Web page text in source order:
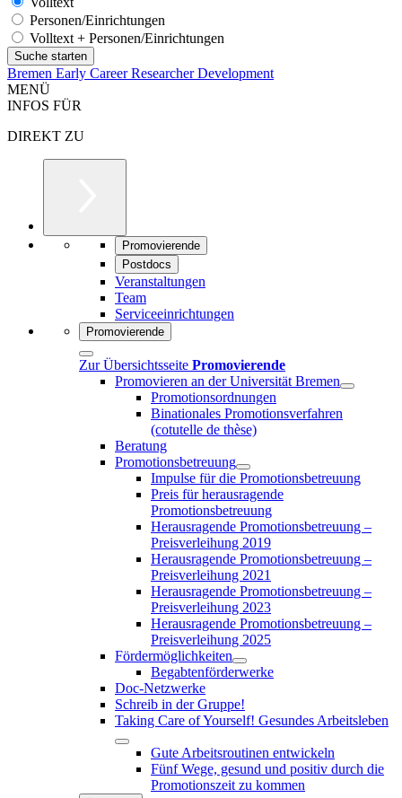
Personen/Einrichtungen
Volltext + Personen/Einrichtungen
Bremen Early Career Researcher Development
MENÜ
INFOS FÜR
DIREKT ZU
Promovierende
Postdocs
Veranstaltungen
Team
Serviceeinrichtungen
Promovierende
Zur Übersichtsseite Promovierende
Promovieren an der Universität Bremen
Promotionsordnungen
Binationales Promotionsverfahren
(cotutelle de thèse)
Beratung
Promotionsbetreuung
Impulse für die Promotionsbetreuung
Preis für herausragende
Promotionsbetreuung
Herausragende Promotionsbetreuung –
Preisverleihung 2019
Herausragende Promotionsbetreuung –
Preisverleihung 2021
Herausragende Promotionsbetreuung –
Preisverleihung 2023
Herausragende Promotionsbetreuung –
Preisverleihung 2025
Fördermöglichkeiten
Begabtenförderwerke
Doc-Netzwerke
Schreib in der Gruppe!
Taking Care of Yourself! Gesundes Arbeitsleben
Gute Arbeitsroutinen entwickeln
Fünf Wege, gesund und positiv durch die
Promotionszeit zu kommen